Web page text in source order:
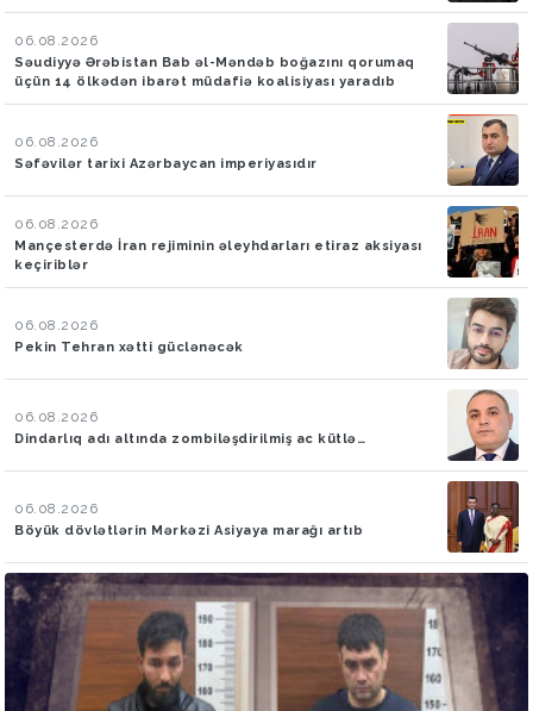
06.08.2026
Səudiyyə Ərəbistan Bab əl-Məndəb boğazını qorumaq
üçün 14 ölkədən ibarət müdafiə koalisiyası yaradıb
06.08.2026
Səfəvilər tarixi Azərbaycan imperiyasıdır
06.08.2026
Mançesterdə İran rejiminin əleyhdarları etiraz aksiyası
keçiriblər
06.08.2026
Pekin Tehran xətti güclənəcək
06.08.2026
Dindarlıq adı altında zombiləşdirilmiş ac kütlə…
06.08.2026
Böyük dövlətlərin Mərkəzi Asiyaya marağı artıb